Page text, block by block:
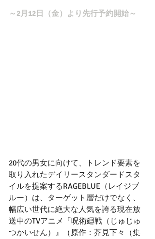
～2月12日（金）より先行予約開始～
20代の男女に向けて、トレンド要素を
取り入れたデイリースタンダードスタ
イルを提案するRAGEBLUE（レイジブ
ルー）は、ターゲット層だけでなく、
幅広い世代に絶大な人気を誇る現在放
送中のTVアニメ『呪術廻戦（じゅじゅ
つかいせん）』（原作：芥見下々（集